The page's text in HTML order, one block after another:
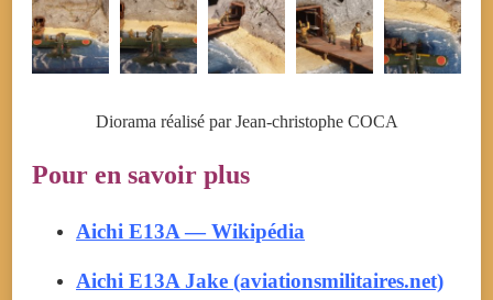
Diorama réalisé par Jean-christophe COCA
Pour en savoir plus
Aichi E13A — Wikipédia
Aichi E13A Jake (aviationsmilitaires.net)